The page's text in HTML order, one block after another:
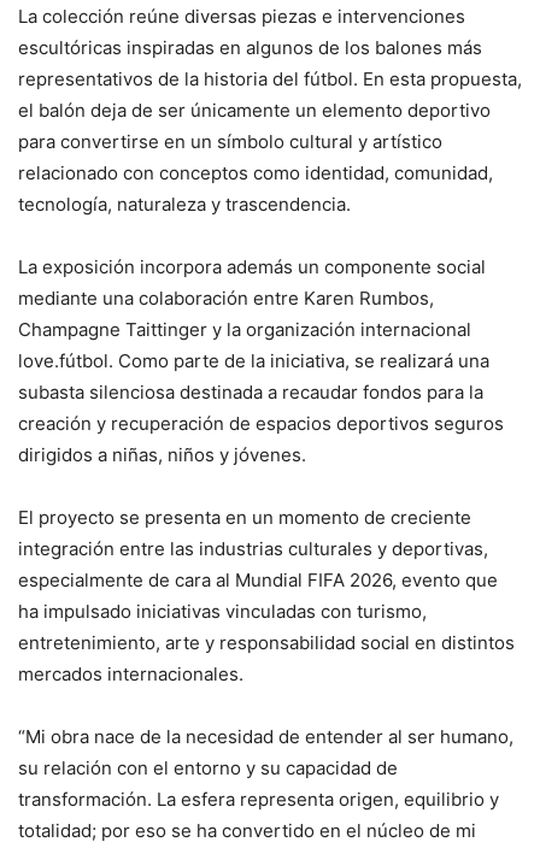
La colección reúne diversas piezas e intervenciones
escultóricas inspiradas en algunos de los balones más
representativos de la historia del fútbol. En esta propuesta,
el balón deja de ser únicamente un elemento deportivo
para convertirse en un símbolo cultural y artístico
relacionado con conceptos como identidad, comunidad,
tecnología, naturaleza y trascendencia.
La exposición incorpora además un componente social
mediante una colaboración entre Karen Rumbos,
Champagne Taittinger y la organización internacional
love.fútbol. Como parte de la iniciativa, se realizará una
subasta silenciosa destinada a recaudar fondos para la
creación y recuperación de espacios deportivos seguros
dirigidos a niñas, niños y jóvenes.
El proyecto se presenta en un momento de creciente
integración entre las industrias culturales y deportivas,
especialmente de cara al Mundial FIFA 2026, evento que
ha impulsado iniciativas vinculadas con turismo,
entretenimiento, arte y responsabilidad social en distintos
mercados internacionales.
“Mi obra nace de la necesidad de entender al ser humano,
su relación con el entorno y su capacidad de
transformación. La esfera representa origen, equilibrio y
totalidad; por eso se ha convertido en el núcleo de mi